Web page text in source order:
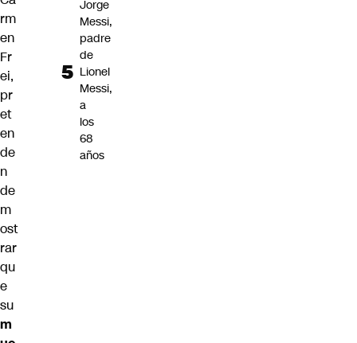
rm
en
Fr
ei,
pr
et
en
de
n
de
m
ost
rar
qu
e
su
m
Jorge
Messi,
padre
de
Lionel
Messi,
a
los
68
años